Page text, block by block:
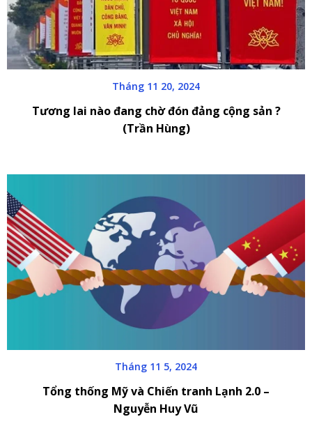
Tháng 11 20, 2024
Tương lai nào đang chờ đón đảng cộng sản ?
(Trần Hùng)
Tháng 11 5, 2024
Tổng thống Mỹ và Chiến tranh Lạnh 2.0 –
Nguyễn Huy Vũ